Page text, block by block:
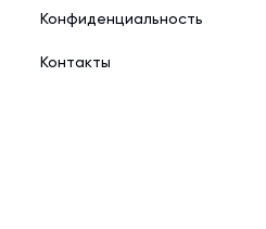
Конфиденциальность
Контакты